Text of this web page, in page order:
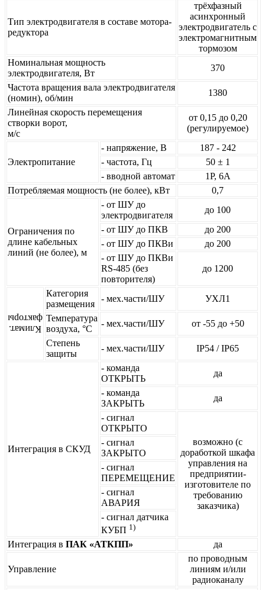
Тип электродвигателя в составе мотора-
редуктора
трёхфазный
асинхронный
электродвигатель с
электромагнитным
тормозом
Номинальная мощность
электродвигателя, Вт
370
Частота вращения вала электродвигателя
(номин), об/мин
1380
Линейная скорость перемещения
створки ворот,
м/с
от 0,15 до 0,20
(регулируемое)
Электропитание
- напряжение, В
187 - 242
- частота, Гц
50 ± 1
- вводной автомат
1P, 6А
Потребляемая мощность (не более), кВт
0,7
Ограничения по
длине кабельных
линий (не более), м
- от ШУ до
электродвигателя
до 100
- от ШУ до ПКВ
до 200
- от ШУ до ПКВи
до 200
- от ШУ до ПКВи
RS-485 (без
повторителя)
до 1200
Климат.
факторы
Категория
размещения
- мех.части/ШУ
УХЛ1
Температура
воздуха, °С
- мех.части/ШУ
от -55 до +50
Степень
защиты
- мех.части/ШУ IP54 / IP65
Интеграция в СКУД
- команда
ОТКРЫТЬ
да
- команда
ЗАКРЫТЬ
да
- сигнал
ОТКРЫТО
возможно (с
доработкой шкафа
управления на
предприятии-
изготовителе по
требованию
заказчика)
- сигнал
ЗАКРЫТО
- сигнал
ПЕРЕМЕЩЕНИЕ
- сигнал
АВАРИЯ
- сигнал датчика
КУБП 1)
Интеграция в ПАК «АТКПП» да
Управление
по проводным
линиям и/или
радиоканалу